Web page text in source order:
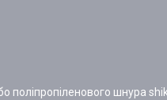
поліпропіленового шнура